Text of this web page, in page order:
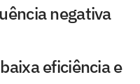
negativa
eficiência e